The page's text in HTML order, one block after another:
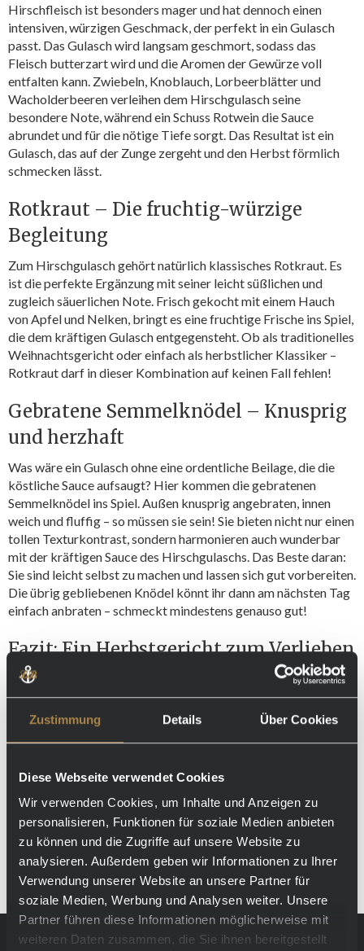
Zustimmung Details Über Cookies
Diese Webseite verwendet Cookies
Wir verwenden Cookies, um Inhalte und Anzeigen zu
personalisieren, Funktionen für soziale Medien anbieten
zu können und die Zugriffe auf unsere Website zu
analysieren. Außerdem geben wir Informationen zu Ihrer
Verwendung unserer Website an unsere Partner für
soziale Medien, Werbung und Analysen weiter. Unsere
Partner führen diese Informationen möglicherweise mit
weiteren Daten zusammen, die Sie ihnen bereitgestellt
Hirschfleisch ist besonders mager und hat dennoch einen
intensiven, würzigen Geschmack, der perfekt in ein Gulasch
passt. Das Gulasch wird langsam geschmort, sodass das
Fleisch butterzart wird und die Aromen der Gewürze voll
entfalten kann. Zwiebeln, Knoblauch, Lorbeerblätter und
Wacholderbeeren verleihen dem Hirschgulasch seine
besondere Note, während ein Schuss Rotwein die Sauce
abrundet und für die nötige Tiefe sorgt. Das Resultat ist ein
Gulasch, das auf der Zunge zergeht und den Herbst förmlich
schmecken lässt.
Rotkraut – Die fruchtig-würzige
Begleitung
Zum Hirschgulasch gehört natürlich klassisches Rotkraut. Es
ist die perfekte Ergänzung mit seiner leicht süßlichen und
zugleich säuerlichen Note. Frisch gekocht mit einem Hauch
von Apfel und Nelken, bringt es eine fruchtige Frische ins Spiel,
die dem kräftigen Gulasch entgegensteht. Ob als traditionelles
Weihnachtsgericht oder einfach als herbstlicher Klassiker –
Rotkraut darf in dieser Kombination auf keinen Fall fehlen!
Gebratene Semmelknödel – Knusprig
und herzhaft
Was wäre ein Gulasch ohne eine ordentliche Beilage, die die
köstliche Sauce aufsaugt? Hier kommen die gebratenen
Semmelknödel ins Spiel. Außen knusprig angebraten, innen
weich und fluffig – so müssen sie sein! Sie bieten nicht nur einen
tollen Texturkontrast, sondern harmonieren auch wunderbar
mit der kräftigen Sauce des Hirschgulaschs. Das Beste daran:
Sie sind leicht selbst zu machen und lassen sich gut vorbereiten.
Die übrig gebliebenen Knödel könnt ihr dann am nächsten Tag
einfach anbraten – schmeckt mindestens genauso gut!
Fazit: Ein Herbstgericht zum Verlieben
Hirschgulasch mit Rotkraut und gebratenen Semmelknödeln
ist die perfekte Kombination aus herzhaft, würzig und leicht
süßlich-fruchtig. Es ist ein Gericht, das Wärme und
Gemütlichkeit auf den Teller bringt und gleichzeitig ein echter
lasst euch von den Aromen des Herbstes verführen!
Bon Appétit !